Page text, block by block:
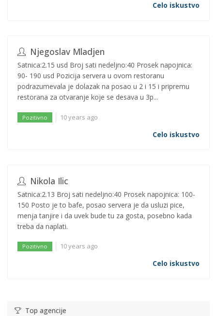
Celo iskustvo
Njegoslav Mladjen
Satnica:2.15 usd Broj sati nedeljno:40 Prosek napojnica:
90- 190 usd Pozicija servera u ovom restoranu
podrazumevala je dolazak na posao u 2 i 15 i pripremu
restorana za otvaranje koje se desava u 3p...
Pozitivno 10 years ago
Celo iskustvo
Nikola Ilic
Satnica:2.13 Broj sati nedeljno:40 Prosek napojnica: 100-
150 Posto je to bafe, posao servera je da usluzi pice,
menja tanjire i da uvek bude tu za gosta, posebno kada
treba da naplati.
Pozitivno 10 years ago
Celo iskustvo
Top agencije